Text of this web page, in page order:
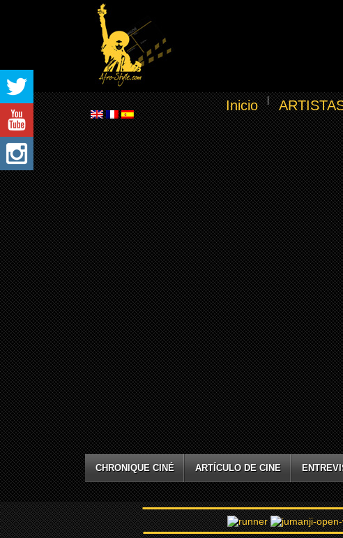
Inicio
CHRONIQUE CINÉ ARTÍCULO DE CINE